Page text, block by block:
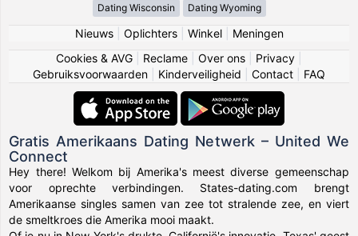
Dating Wisconsin Dating Wyoming
Nieuws| Oplichters| Winkel| Meningen
Cookies & AVG
Reclame Over ons Privacy
Gebruiksvoorwaarden
Kinderveiligheid Contact FAQ
Gratis Amerikaans Dating Netwerk – United We
Connect
Hey there! Welkom bij Amerika's meest diverse gemeenschap
voor oprechte verbindingen. States-dating.com brengt
Amerikaanse singles samen van zee tot stralende zee, en viert
de smeltkroes die Amerika mooi maakt.